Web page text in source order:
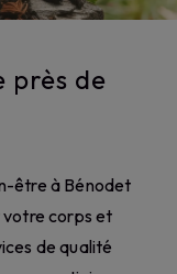
près de
être à Bénodet
corps et
de qualité